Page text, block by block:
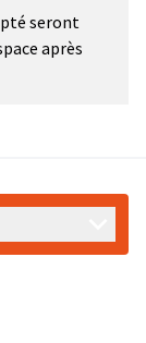
seront
après